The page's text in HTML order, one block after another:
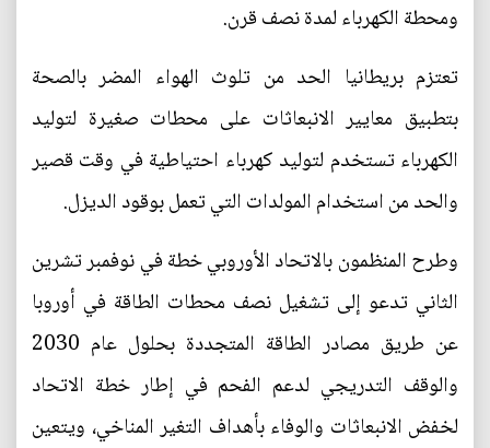
ومحطة الكهرباء لمدة نصف قرن.
تعتزم بريطانيا الحد من تلوث الهواء المضر بالصحة
بتطبيق معايير الانبعاثات على محطات صغيرة لتوليد
الكهرباء تستخدم لتوليد كهرباء احتياطية في وقت قصير
والحد من استخدام المولدات التي تعمل بوقود الديزل.
وطرح المنظمون بالاتحاد الأوروبي خطة في نوفمبر تشرين
الثاني تدعو إلى تشغيل نصف محطات الطاقة في أوروبا
عن طريق مصادر الطاقة المتجددة بحلول عام 2030
والوقف التدريجي لدعم الفحم في إطار خطة الاتحاد
لخفض الانبعاثات والوفاء بأهداف التغير المناخي، ويتعين